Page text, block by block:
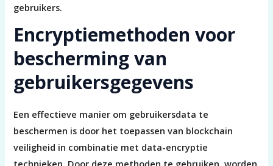
gebruikers.
Encryptiemethoden voor
bescherming van
gebruikersgegevens
Een effectieve manier om gebruikersdata te
beschermen is door het toepassen van blockchain
veiligheid in combinatie met data-encryptie
technieken. Door deze methoden te gebruiken, worden